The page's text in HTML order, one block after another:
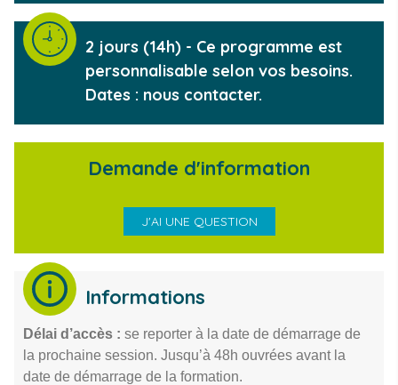
Durée de la formation
2 jours (14h) - Ce programme est
personnalisable selon vos besoins.
Dates : nous contacter.
Demande d'information
J'AI UNE QUESTION
Informations
Délai d’accès : se reporter à la date de démarrage de
la prochaine session. Jusqu’à 48h ouvrées avant la
date de démarrage de la formation.